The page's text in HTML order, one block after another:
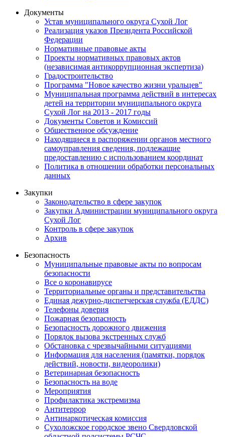
Документы
Устав муниципального округа Сухой Лог
Реализация указов Президента Российской
Федерации
Нормативные правовые акты
Проекты нормативных правовых актов
(независимая антикоррупционная экспертиза)
Градостроительство
Программа "Новое качество жизни уральцев"
Муниципальная программа действий в интересах
детей на территории муниципального округа
Сухой Лог на 2013 - 2017 годы
Документы Советов и Комиссий
Общественное обсуждение
Находящиеся в распоряжении органов местного
самоуправления сведения, подлежащие
предоставлению с использованием координат
Политика в отношении обработки персональных
данных
Закупки
Законодательство в сфере закупок
Закупки Администрации муниципального округа
Сухой Лог
Контроль в сфере закупок
Архив
Безопасность
Муниципальные правовые акты по вопросам
безопасности
Все о коронавирусе
Территориальные органы и представительства
Единая дежурно-диспетчерская служба (ЕДДС)
Телефоны доверия
Пожарная безопасность
Безопасность дорожного движения
Порядок вызова экстренных служб
Обстановка с чрезвычайными ситуациями
Информация для населения (памятки, порядок
действий, новости, видеоролики)
Ветеринарная безопасность
Безопасность на воде
Мероприятия
Профилактика экстремизма
Антитеррор
Антинаркотическая комиссия
Сухоложское городское звено Свердловской